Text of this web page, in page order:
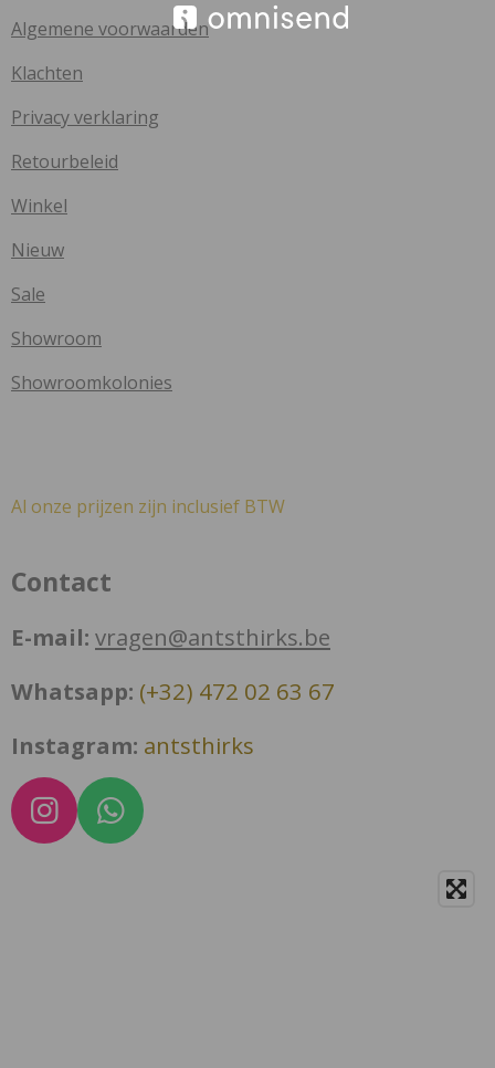
Algemene voorwaarden
Klachten
Privacy verklaring
Retourbeleid
Winkel
Nieuw
Sale
Showroom
Showroomkolonies
Al onze prijzen zijn inclusief BTW
Contact
E-mail: vragen@antsthirks.be
Whatsapp: (+32) 472 02 63 67
Instagram: antsthirks
I
n
W
h